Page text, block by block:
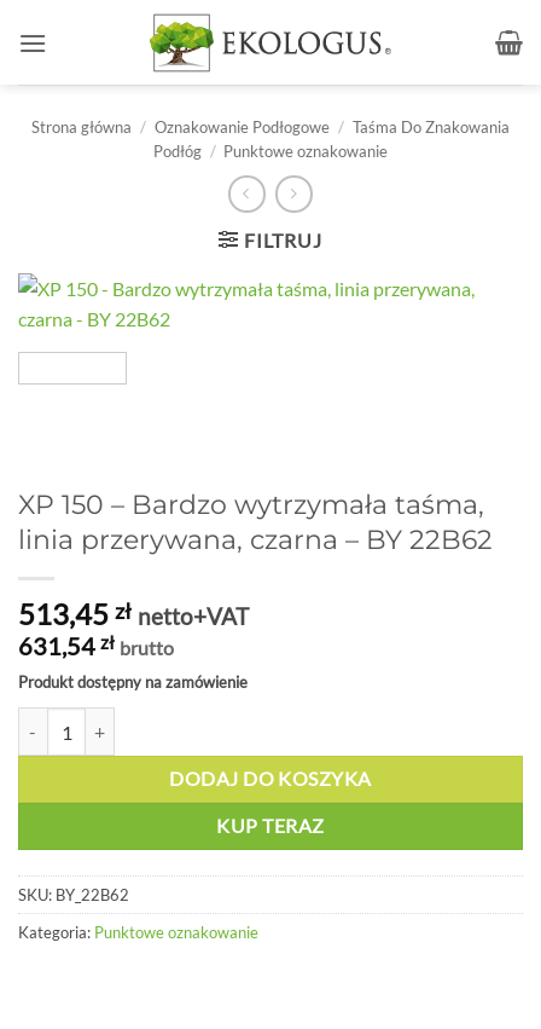
Strona główna / Oznakowanie Podłogowe / Taśma Do Znakowania
Podłóg / Punktowe oznakowanie
FILTRUJ
XP 150 – Bardzo wytrzymała taśma,
linia przerywana, czarna – BY 22B62
513,45 zł netto+VAT
631,54 zł brutto
Produkt dostępny na zamówienie
DODAJ DO KOSZYKA
KUP TERAZ
SKU: BY_22B62
Kategoria: Punktowe oznakowanie